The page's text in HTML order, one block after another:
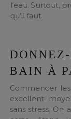
l’eau. Surtout,
qu’il faut.
BAIN À
Commencer
excellent
sans stress.